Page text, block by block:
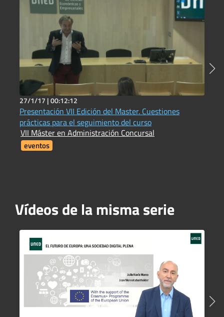
27/1/17 |00:12:12
Presentación VII Edición del Master. Cuestiones
prácticas para el seguimiento del curso
VII Máster en Administración Concursal
eventos
Vídeos de la misma serie